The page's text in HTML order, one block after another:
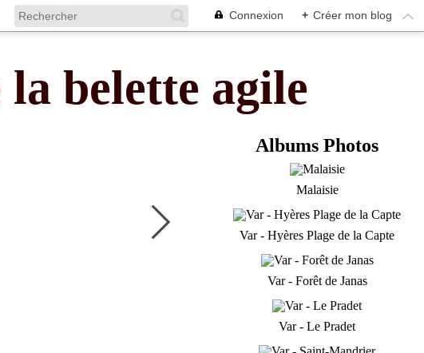
Connexion + Créer mon blog
la belette agile
Albums Photos
Malaisie
Var - Hyères Plage de la Capte
Var - Forêt de Janas
Var - Le Pradet